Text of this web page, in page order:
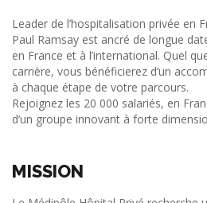
Leader de l’hospitalisation privée en
Paul Ramsay est ancré de longue
en France et à l’international. Quel
carrière, vous bénéficierez d’un
à chaque étape de votre parcours.
Rejoignez les 20 000 salariés, en
d’un groupe innovant à forte
MISSION